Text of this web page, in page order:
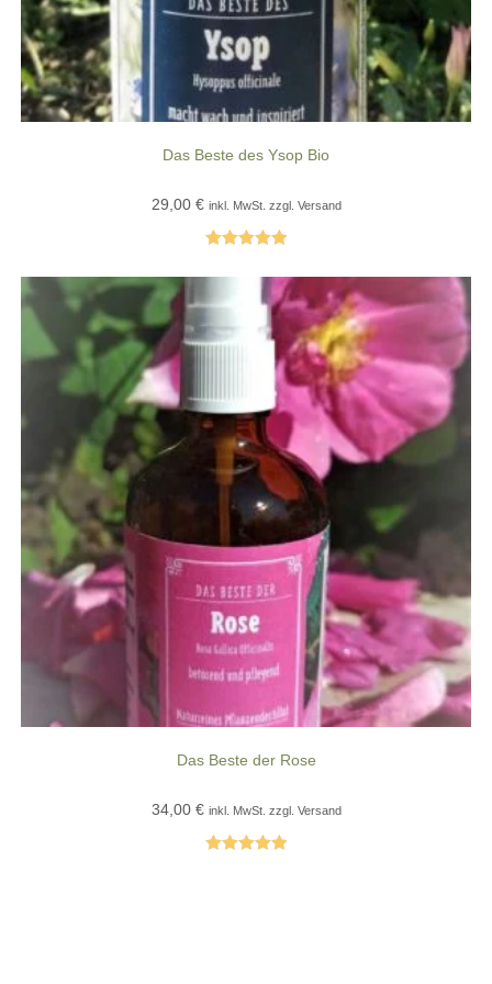
Das Beste des Ysop Bio
29,00 € inkl. MwSt. zzgl. Versand
Das Beste der Rose
34,00 € inkl. MwSt. zzgl. Versand